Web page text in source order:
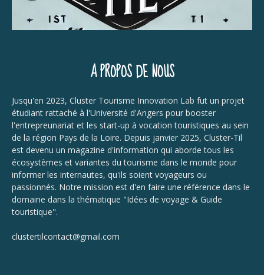
A PROPOS DE NOUS
Jusqu'en 2023, Cluster Tourisme Innovation Lab fut un projet
étudiant rattaché à l'Université d'Angers pour booster
l'entrepreunariat et les start-up à vocation touristiques au sein
de la région Pays de la Loire. Depuis janvier 2025, Cluster-Til
est devenu un magazine d'information qui aborde tous les
écosystèmes et variantes du tourisme dans le monde pour
informer les internautes, qu'ils soient voyageurs ou
passionnés. Notre mission est d'en faire une référence dans le
domaine dans la thématique "Idées de voyage & Guide
touristique".
clustertilcontact@gmail.com